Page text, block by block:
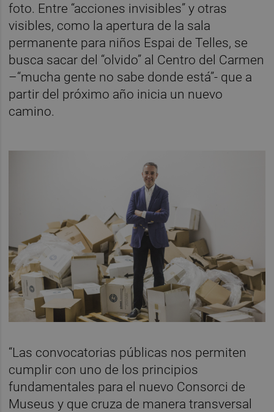
foto. Entre “acciones invisibles” y otras
visibles, como la apertura de la sala
permanente para niños Espai de Telles, se
busca sacar del “olvido” al Centro del Carmen
–“mucha gente no sabe donde está”- que a
partir del próximo año inicia un nuevo
camino.
“Las convocatorias públicas nos permiten
cumplir con uno de los principios
fundamentales para el nuevo Consorci de
Museus y que cruza de manera transversal